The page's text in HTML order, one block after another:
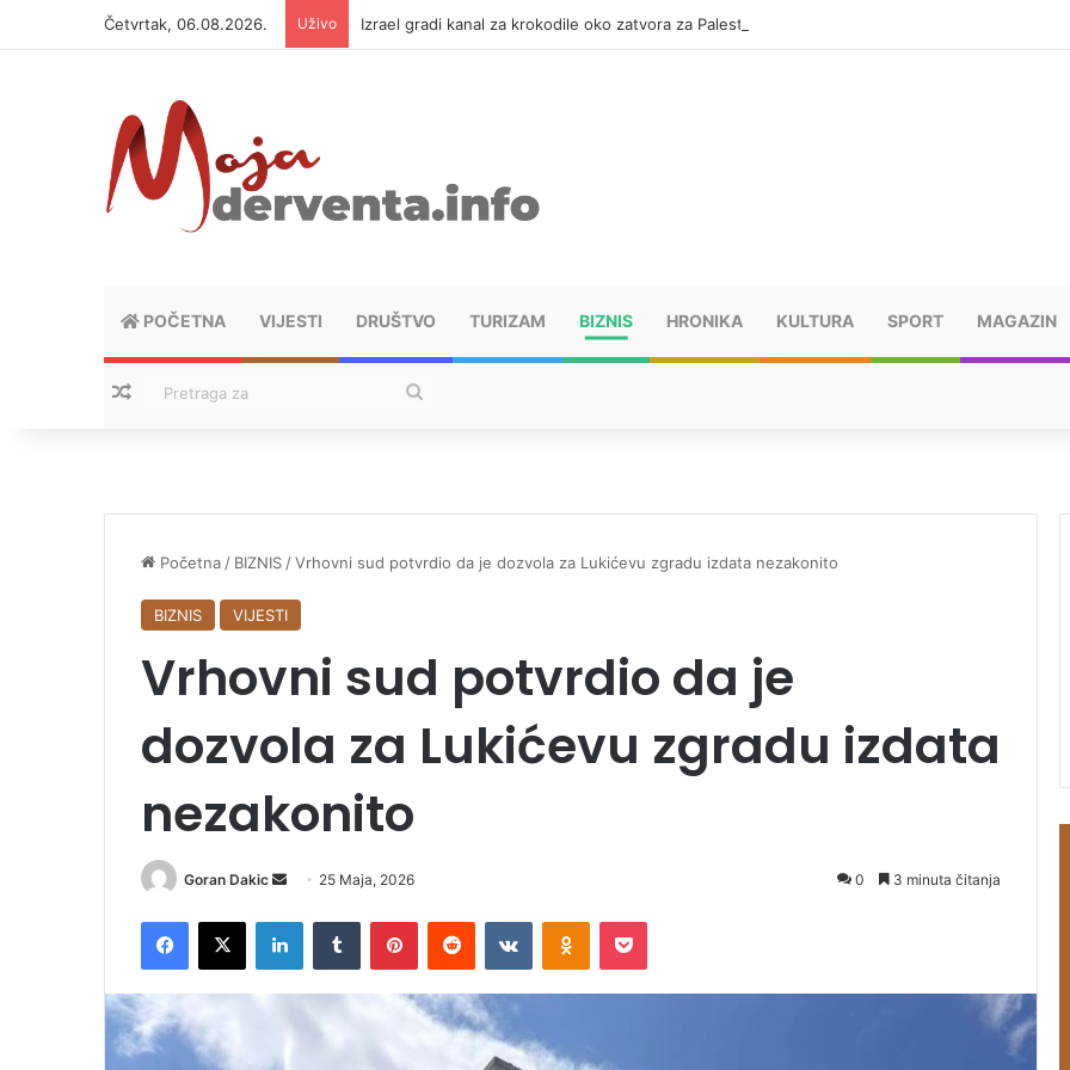
Četvrtak, 06.08.2026. Uživo Izrael gradi kanal za krokodile oko zatvora za Palestince
POČETNA VIJESTI DRUŠTVO TURIZAM BIZNIS HRONIKA KULTURA SPORT MAGAZIN
Nasumični tekstovi
Početna / BIZNIS /Vrhovni sud potvrdio da je dozvola za Lukićevu zgradu izdata nezakonito
BIZNIS VIJESTI
Vrhovni sud potvrdio da je
dozvola za Lukićevu zgradu izdata
nezakonito
Goran Dakic
a
25 Maja, 2026 0 3 minuta čitanja